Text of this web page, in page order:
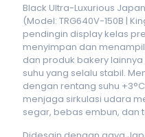
Black Ultra-Luxurious
(Model: TRG640V-150B |
pendingin display kelas
menyimpan dan
dan produk bakery
suhu yang selalu stabil.
dengan rentang suhu
menjaga sirkulasi udara
segar, bebas embun, dan